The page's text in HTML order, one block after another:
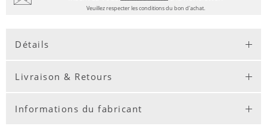
Veuillez respecter les conditions du bon d'achat.
Détails
Livraison & Retours
Informations du fabricant